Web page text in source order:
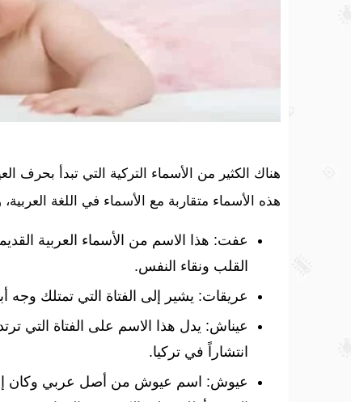
هناك الكثير من الأسماء التركية التي تبدأ بحرف
هذه الأسماء متقاربة مع الأسماء في اللغة
عفت: هذا الاسم من الأسماء العربية
القلب ونقاء النفس.
عريقات: يشير إلى الفتاة التي تمتلك وجه
عيناش: يدل هذا الاسم على الفتاة التي
انتشاراً في تركيا.
عيوش: اسم عيوش من أصل عربي وكان إسم